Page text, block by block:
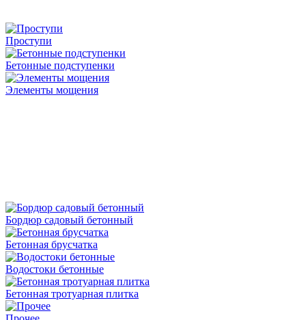
Проступи
Бетонные подступенки
Элементы мощения
Бордюр садовый бетонный
Бетонная брусчатка
Водостоки бетонные
Бетонная тротуарная плитка